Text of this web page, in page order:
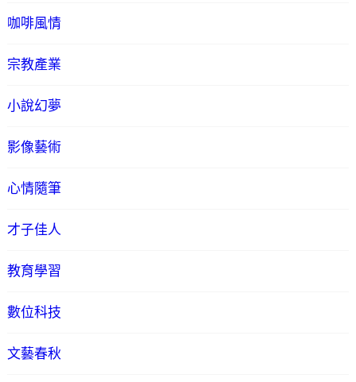
咖啡風情
宗教產業
小說幻夢
影像藝術
心情隨筆
才子佳人
教育學習
數位科技
文藝春秋